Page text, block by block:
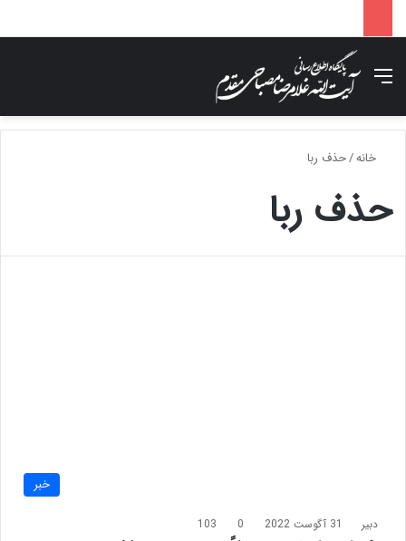
منو
خانه/حذف ربا
حذف ربا
خبر
دبیر 31 آگوست 2022 0
103